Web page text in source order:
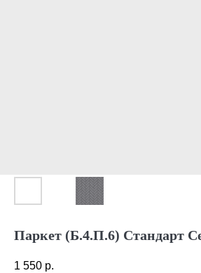
Паркет (Б.4.П.6) Стандарт
1 550 р.